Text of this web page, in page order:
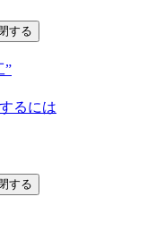
する
”
るには
する